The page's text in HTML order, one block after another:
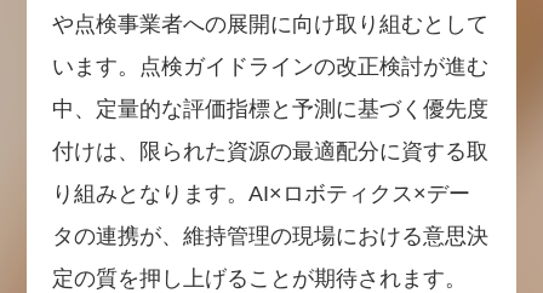
や点検事業者への展開に向け取り組むとして
います。点検ガイドラインの改正検討が進む
中、定量的な評価指標と予測に基づく優先度
付けは、限られた資源の最適配分に資する取
り組みとなります。AI×ロボティクス×デー
タの連携が、維持管理の現場における意思決
定の質を押し上げることが期待されます。